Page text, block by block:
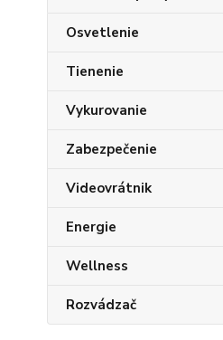
Osvetlenie
Tienenie
Vykurovanie
Zabezpečenie
Videovrátnik
Energie
Wellness
Rozvádzač